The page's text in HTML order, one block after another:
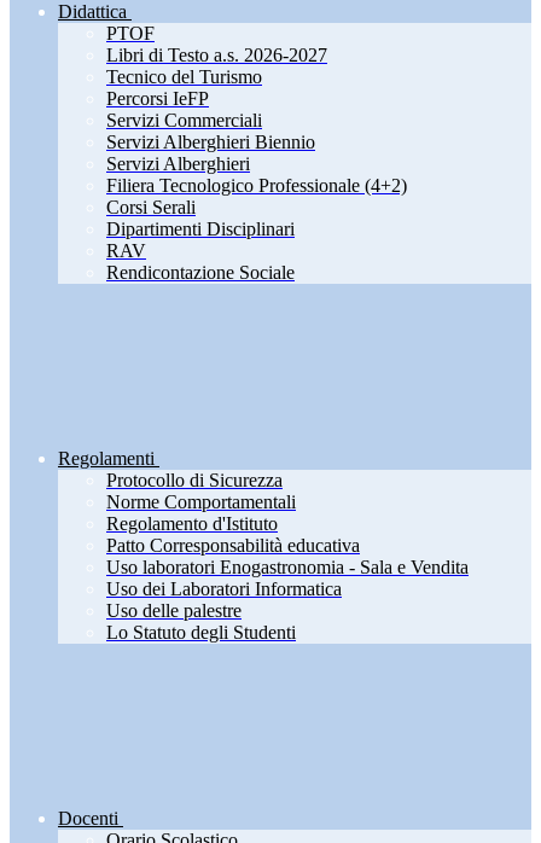
Didattica
PTOF
Libri di Testo a.s. 2026-2027
Tecnico del Turismo
Percorsi IeFP
Servizi Commerciali
Servizi Alberghieri Biennio
Servizi Alberghieri
Filiera Tecnologico Professionale (4+2)
Corsi Serali
Dipartimenti Disciplinari
RAV
Rendicontazione Sociale
Regolamenti
Protocollo di Sicurezza
Norme Comportamentali
Regolamento d'Istituto
Patto Corresponsabilità educativa
Uso laboratori Enogastronomia - Sala e Vendita
Uso dei Laboratori Informatica
Uso delle palestre
Lo Statuto degli Studenti
Docenti